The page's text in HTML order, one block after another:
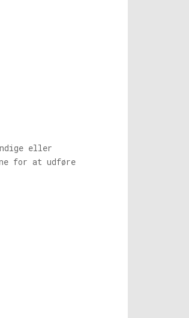
eller
for at udføre